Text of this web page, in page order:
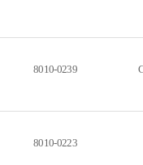
8010-0239
8010-0223